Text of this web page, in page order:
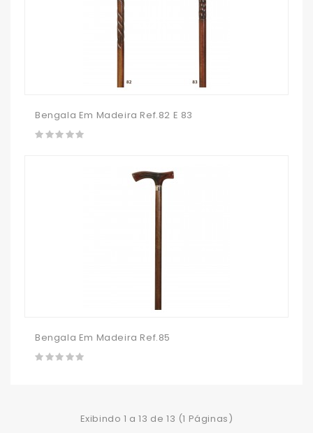
Bengala Em Madeira Ref.82 E 83
Bengala Em Madeira Ref.85
Exibindo 1 a 13 de 13 (1 Páginas)